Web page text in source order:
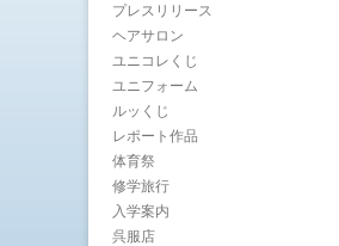
プレスリリース
ヘアサロン
ユニコレくじ
ユニフォーム
ルッくじ
レポート作品
体育祭
修学旅行
入学案内
呉服店